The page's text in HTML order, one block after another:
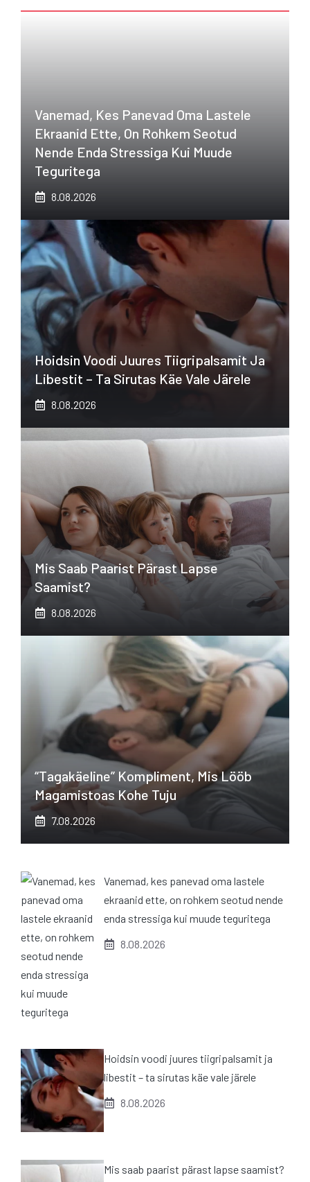
Vanemad, Kes Panevad Oma Lastele
Ekraanid Ette, On Rohkem Seotud
Nende Enda Stressiga Kui Muude
Teguritega
8.08.2026
Hoidsin Voodi Juures Tiigripalsamit Ja
Libestit – Ta Sirutas Käe Vale Järele
8.08.2026
Mis Saab Paarist Pärast Lapse
Saamist?
8.08.2026
“Tagakäeline” Kompliment, Mis Lööb
Magamistoas Kohe Tuju
7.08.2026
Vanemad, kes panevad oma lastele
ekraanid ette, on rohkem seotud nende
enda stressiga kui muude teguritega
8.08.2026
Hoidsin voodi juures tiigripalsamit ja
libestit – ta sirutas käe vale järele
8.08.2026
Mis saab paarist pärast lapse saamist?